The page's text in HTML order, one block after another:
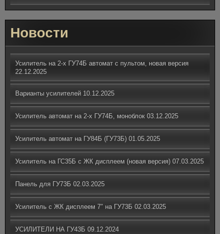
Новости
Усилитель на 2-х ГУ74Б автомат с пультом, новая версия
22.12.2025
Варианты усилителей 10.12.2025
Усилитель автомат на 2-х ГУ74Б, моноблок 03.12.2025
Усилитель автомат на ГУ84Б (ГУ73Б) 01.05.2025
Усилитель на ГС35Б с ЖК дисплеем (новая версия) 07.03.2025
Панель для ГУ73Б 02.03.2025
Усилитель с ЖК дисплеем 7″ на ГУ73Б 02.03.2025
УСИЛИТЕЛИ НА ГУ43Б 09.12.2024